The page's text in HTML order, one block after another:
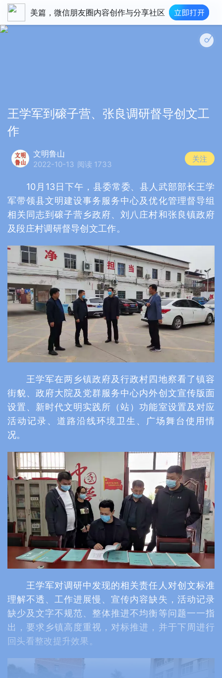
美篇，微信朋友圈内容创作与分享社区
王学军到磙子营、张良调研督导创文工
作
文明鲁山
2022-10-13 阅读 1733
关注
10月13日下午，县委常委、县人武部部长王学
军带领县文明建设事务服务中心及优化管理督导组
相关同志到磙子营乡政府、刘八庄村和张良镇政府
及段庄村调研督导创文工作。
王学军在两乡镇政府及行政村四地察看了镇容
街貌、政府大院及党群服务中心内外创文宣传版面
设置、新时代文明实践所（站）功能室设置及对应
活动记录、道路沿线环境卫生、广场舞台使用情
况。
王学军对调研中发现的相关责任人对创文标准
理解不透、工作进展慢、宣传内容缺失，活动记录
缺少及文字不规范、整体推进不均衡等问题一一指
出，要求乡镇高度重视，对标推进，并于下周进行
回头看整改提升效果。